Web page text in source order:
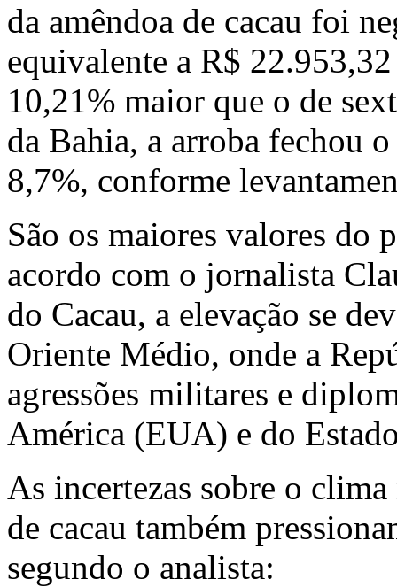
da amêndoa de cacau foi
equivalente a R$
10,21% maior que o de
da Bahia, a arroba fechou
8,7%, conforme
São os maiores valores do
acordo com o jornalista
do Cacau, a elevação se
Oriente Médio, onde a
agressões militares e
América (EUA) e do
As incertezas sobre o
de cacau também
segundo o analista: